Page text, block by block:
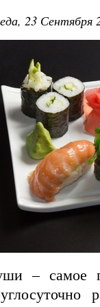
23 Сентября
– самое